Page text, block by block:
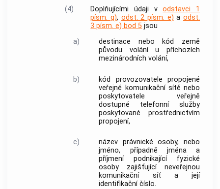
(4) Doplňujícími údaji vodstavci 1
písm. g), odst. 2 písm. e) aodst.
3 písm. e) bod 5 jsou
a)
destinace nebo kód země
původu voláníu příchozích
mezinárodníchvolání,
b) kód provozovatele propojené
veřejné komunikační sítě nebo
poskytovatele veřejně
dostupné telefonní služby
poskytované prostřednictvím
propojení,
c)
název právnické osoby, nebo
jméno, případně jména a
příjmení podnikající fyzické
osoby zajišťující neveřejnou
komunikační síť a její
identifikační číslo.